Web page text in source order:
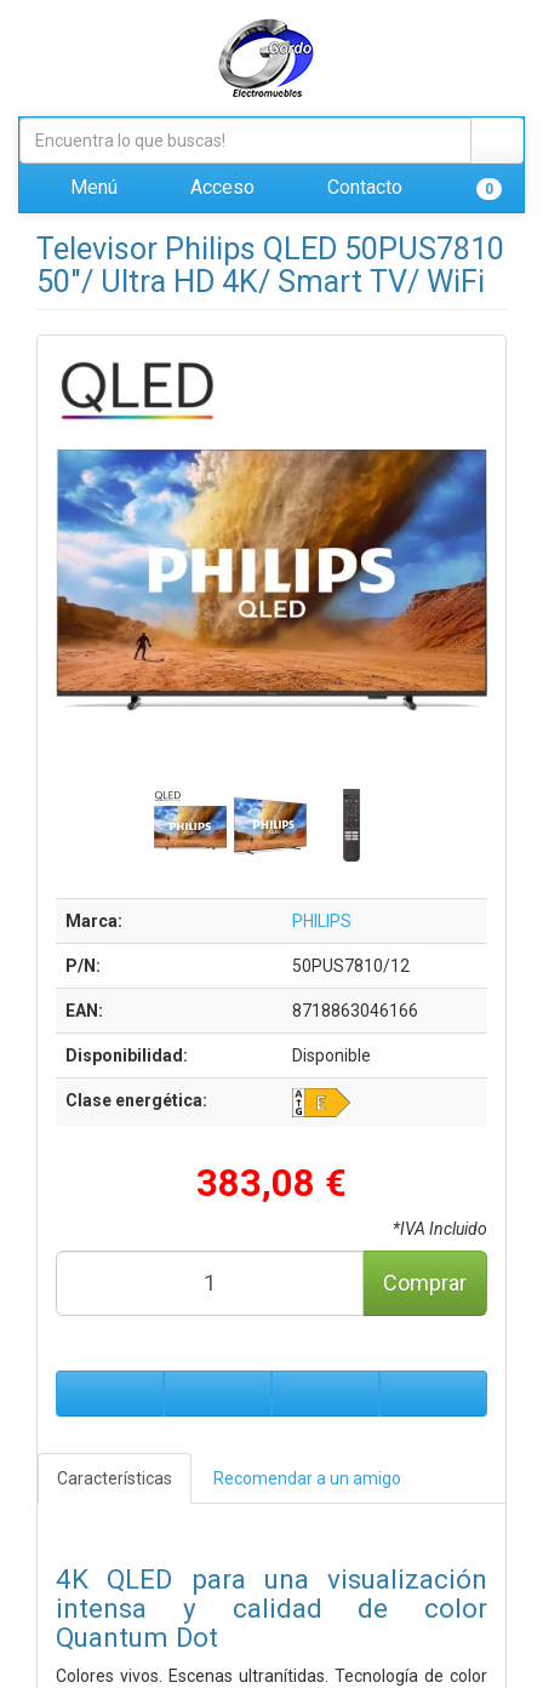
Menú Acceso Contacto 0
Televisor Philips QLED 50PUS7810
50"/ Ultra HD 4K/ Smart TV/ WiFi
Marca: PHILIPS
P/N: 50PUS7810/12
EAN: 8718863046166
Disponibilidad: Disponible
Clase energética:
383,08 €
*IVA Incluido
Comprar
Características Recomendar a un amigo
4K QLED para una visualización
intensa y calidad de color
Quantum Dot
Colores vivos. Escenas ultranítidas. Tecnología de color